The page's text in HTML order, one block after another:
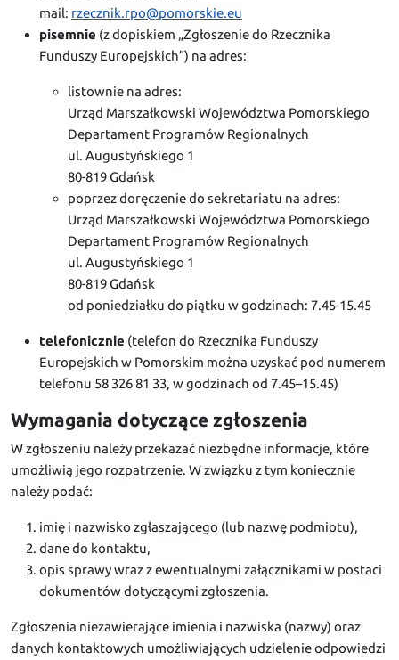
mail: rzecznik.rpo@pomorskie.eu
pisemnie (z dopiskiem „Zgłoszenie do Rzecznika
Funduszy Europejskich”) na adres:
listownie na adres:
Urząd Marszałkowski Województwa Pomorskiego
Departament Programów Regionalnych
ul. Augustyńskiego 1
80-819 Gdańsk
poprzez doręczenie do sekretariatu na adres:
Urząd Marszałkowski Województwa Pomorskiego
Departament Programów Regionalnych
ul. Augustyńskiego 1
80-819 Gdańsk
od poniedziałku do piątku w godzinach: 7.45-15.45
telefonicznie (telefon do Rzecznika Funduszy
Europejskich w Pomorskim można uzyskać pod numerem
telefonu 58 326 81 33, w godzinach od 7.45–15.45)
Wymagania dotyczące zgłoszenia
W zgłoszeniu należy przekazać niezbędne informacje, które
umożliwią jego rozpatrzenie. W związku z tym koniecznie
należy podać:
imię i nazwisko zgłaszającego (lub nazwę podmiotu),
dane do kontaktu,
opis sprawy wraz z ewentualnymi załącznikami w postaci
dokumentów dotyczącymi zgłoszenia.
Zgłoszenia niezawierające imienia i nazwiska (nazwy) oraz
danych kontaktowych umożliwiających udzielenie odpowiedzi